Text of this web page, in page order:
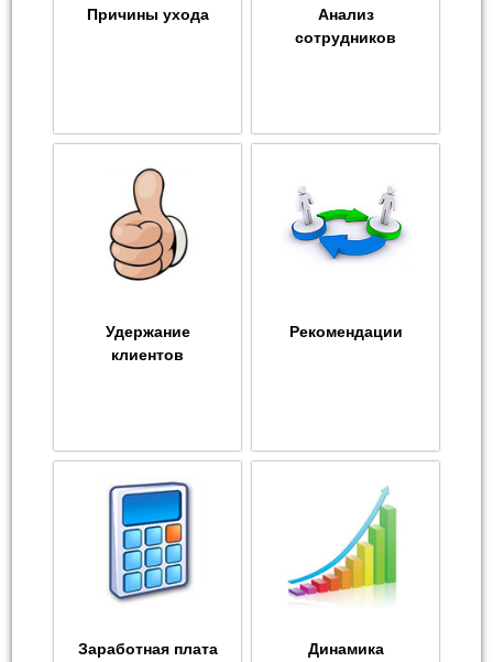
Причины ухода
Анализ
сотрудников
Удержание
клиентов
Рекомендации
Заработная плата
Динамика